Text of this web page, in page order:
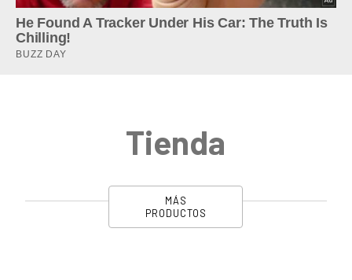
Tienda
MÁS
PRODUCTOS